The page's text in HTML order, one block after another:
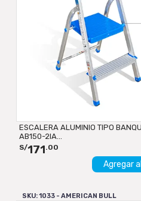
ESCALERA ALUMINIO TIPO
AB150-2IA...
S/171.00
Agregar
SKU: 1033 - AMERICAN BULL